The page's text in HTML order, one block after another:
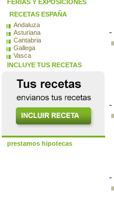
FERIAS Y EXPOSICIONES
RECETAS ESPAÑA
Andaluza
Asturiana
Cantabria
Gallega
Vasca
INCLUYE TUS RECETAS
prestamos hipotecas